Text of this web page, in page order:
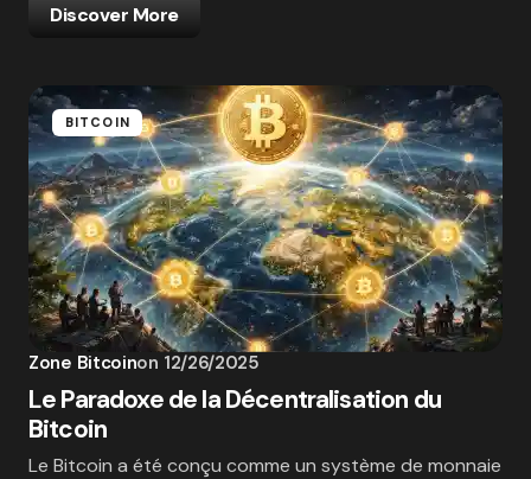
Discover More
BITCOIN
Zone Bitcoinon 12/26/2025
Le Paradoxe de la Décentralisation du
Bitcoin
Le Bitcoin a été conçu comme un système de monnaie